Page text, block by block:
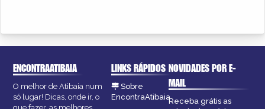
ENCONTRAATIBAIA
O melhor de Atibaia num
só lugar! Dicas, onde ir, o
LINKS RÁPIDOS
Sobre
EncontraAtibaia
NOVIDADES POR E-
MAIL
Receba grátis as